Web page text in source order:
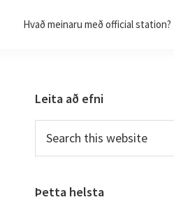
Hvað meinaru með official station?
Primary
Sidebar
Leita að efni
this
Þetta helsta